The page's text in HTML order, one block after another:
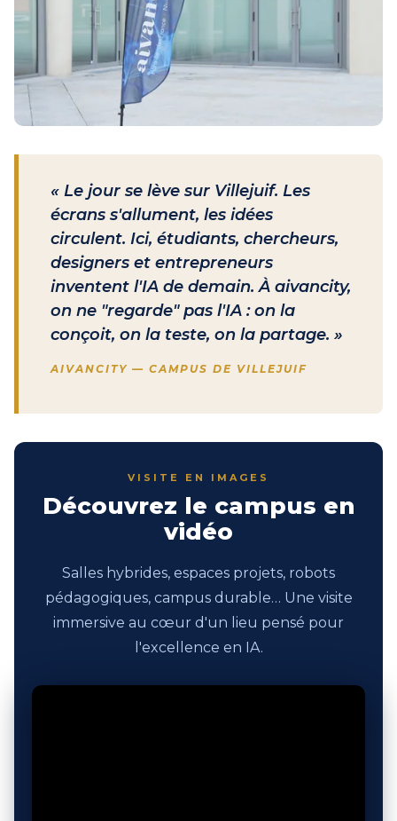
« Le jour se lève sur Villejuif. Les
écrans s'allument, les idées
circulent. Ici, étudiants, chercheurs,
designers et entrepreneurs
inventent l'IA de demain. À aivancity,
on ne "regarde" pas l'IA : on la
conçoit, on la teste, on la partage. »
AIVANCITY — CAMPUS DE VILLEJUIF
VISITE EN IMAGES
Découvrez le campus en
vidéo
Salles hybrides, espaces projets, robots
pédagogiques, campus durable… Une visite
immersive au cœur d'un lieu pensé pour
l'excellence en IA.